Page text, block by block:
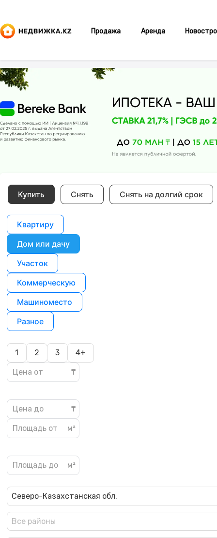
Продажа Аренда
Купить Снять Снять на долгий срок
Квартиру
Дом или дачу
Участок
Коммерческую
Машиноместо
Разное
1 2 3 4+
Северо-Казахстанская обл.
Все районы